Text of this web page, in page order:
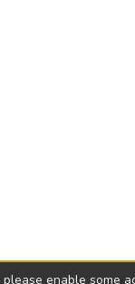
enable some